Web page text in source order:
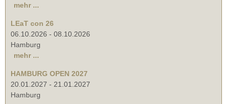
mehr ...
LEaT con 26
06.10.2026 - 08.10.2026
Hamburg
mehr ...
HAMBURG OPEN 2027
20.01.2027 - 21.01.2027
Hamburg